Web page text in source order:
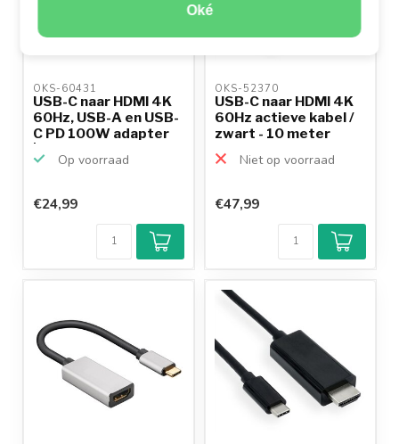
Oké
OKS-60431
USB-C naar HDMI 4K
60Hz, USB-A en USB-
C PD 100W adapter
|...
Op voorraad
€24,99
OKS-52370
USB-C naar HDMI 4K
60Hz actieve kabel /
zwart - 10 meter
Niet op voorraad
€47,99